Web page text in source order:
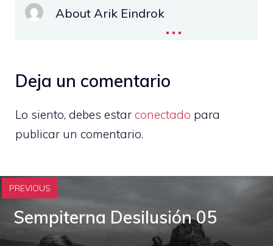
About Arik Eindrok...
Deja un comentario
Lo siento, debes estar conectado para
publicar un comentario.
PREVIOUS
Sempiterna Desilusión 05